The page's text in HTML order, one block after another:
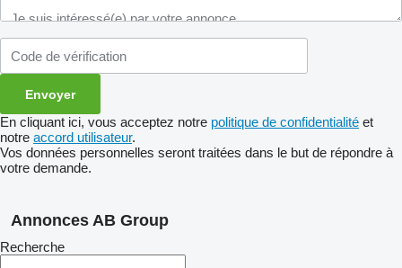
En cliquant ici, vous acceptez notre politique de confidentialité et
notre accord utilisateur.
Vos données personnelles seront traitées dans le but de répondre à
votre demande.
Annonces AB Group
Recherche